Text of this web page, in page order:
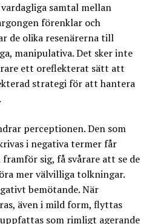
samtal mellan
förenklar och
de olika resenärerna till
manipulativa. Det sker inte
ett oreflekterat sätt att
strategi för att hantera
perceptionen. Den som
i negativa termer får
sig, få svårare att se de
mer välvilliga tolkningar.
bemötande. När
även i mild form, flyttas
som rimligt agerande